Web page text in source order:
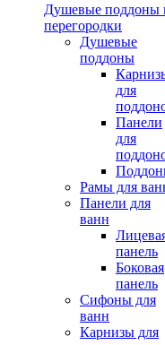
Душевые поддоны
перегородки
Душевые
поддоны
для
Панели
для
Рамы для
Панели для
ванн
панель
Боковая
панель
Сифоны для
ванн
Карнизы для